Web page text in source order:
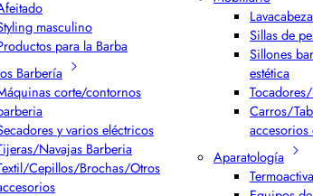
masculino
para la Barba
Barbería
corte/contornos
y varios eléctricos
Navajas Barberia
Cepillos/Brochas/Otros
Sillas de
Sillones
estética
Carros/
Aparatología